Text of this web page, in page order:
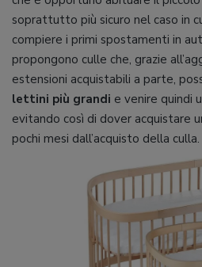
soprattutto più sicuro nel caso in
compiere i primi spostamenti in
propongono culle che, grazie
estensioni acquistabili a parte,
lettini più grandi e venire quindi
evitando così di dover acquistare
pochi mesi dall’acquisto della culla.